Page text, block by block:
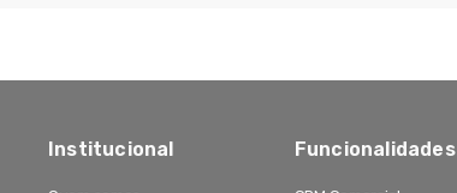
Institucional Funcionalidades